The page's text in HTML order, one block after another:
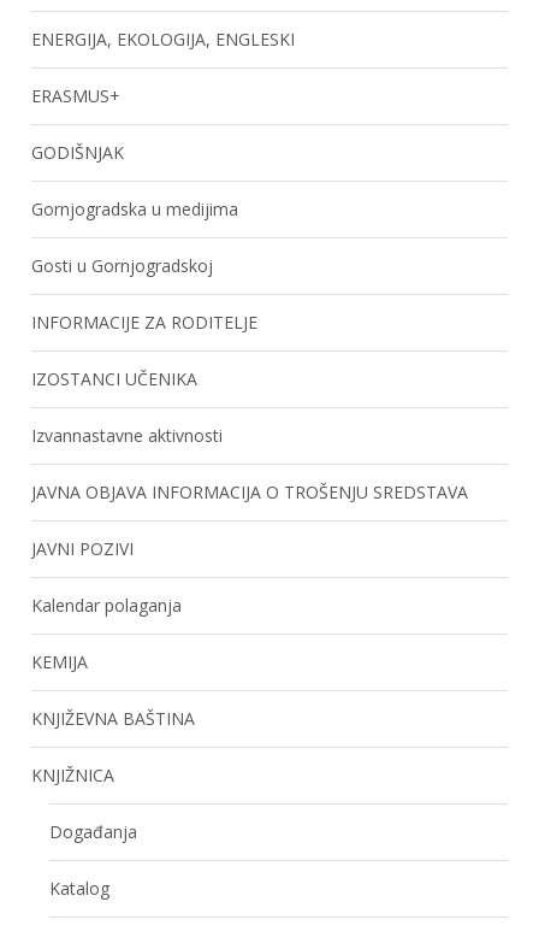
ENERGIJA, EKOLOGIJA, ENGLESKI
ERASMUS+
GODIŠNJAK
Gornjogradska u medijima
Gosti u Gornjogradskoj
INFORMACIJE ZA RODITELJE
IZOSTANCI UČENIKA
Izvannastavne aktivnosti
JAVNA OBJAVA INFORMACIJA O TROŠENJU SREDSTAVA
JAVNI POZIVI
Kalendar polaganja
KEMIJA
KNJIŽEVNA BAŠTINA
KNJIŽNICA
Događanja
Katalog